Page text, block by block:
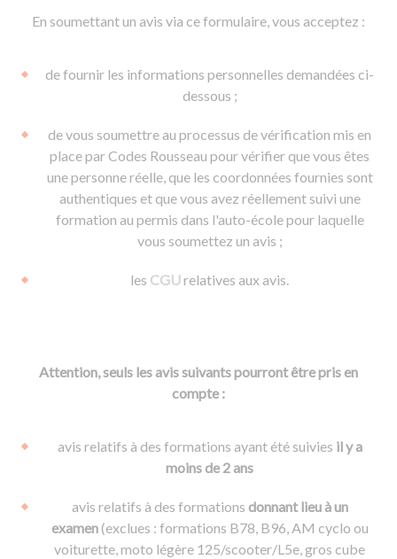
En soumettant un avis via ce formulaire, vous acceptez :
de fournir les informations personnelles demandées ci-
dessous ;
de vous soumettre au processus de vérification mis en
place par Codes Rousseau pour vérifier que vous êtes
une personne réelle, que les coordonnées fournies sont
authentiques et que vous avez réellement suivi une
formation au permis dans l'auto-école pour laquelle
vous soumettez un avis ;
les CGUrelatives aux avis.
Attention, seuls les avis suivants pourront être pris en
compte :
avis relatifs à des formations ayant été suivies il y a
moins de 2 ans
avis relatifs à des formations donnant lieu à un
examen(exclues : formations B78, B96, AM cyclo ou
voiturette, moto légère 125/scooter/L5e, gros cube